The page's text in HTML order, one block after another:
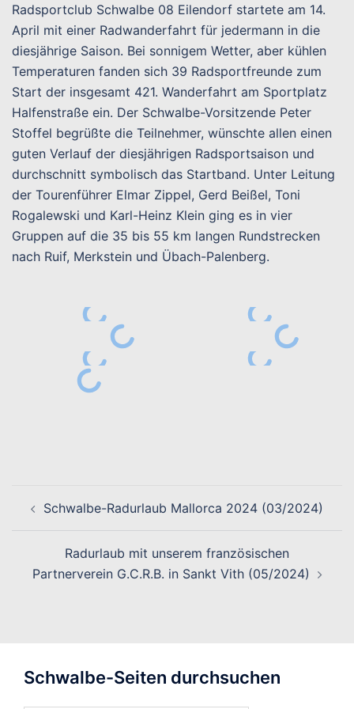
Radsportclub Schwalbe 08 Eilendorf startete am 14.
April mit einer Radwanderfahrt für jedermann in die
diesjährige Saison. Bei sonnigem Wetter, aber kühlen
Temperaturen fanden sich 39 Radsportfreunde zum
Start der insgesamt 421. Wanderfahrt am Sportplatz
Halfenstraße ein. Der Schwalbe-Vorsitzende Peter
Stoffel begrüßte die Teilnehmer, wünschte allen einen
guten Verlauf der diesjährigen Radsportsaison und
durchschnitt symbolisch das Startband. Unter Leitung
der Tourenführer Elmar Zippel, Gerd Beißel, Toni
Rogalewski und Karl-Heinz Klein ging es in vier
Gruppen auf die 35 bis 55 km langen Rundstrecken
nach Ruif, Merkstein und Übach-Palenberg.
Schwalbe-Radurlaub Mallorca 2024 (03/2024)
Radurlaub mit unserem französischen
Partnerverein G.C.R.B. in Sankt Vith (05/2024)
Schwalbe-Seiten durchsuchen